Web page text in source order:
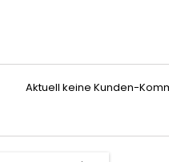
Aktuell keine Kunden-